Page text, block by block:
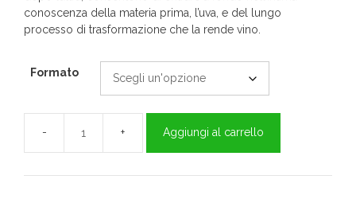
€ 84,90
conoscenza della materia prima, l’uva, e del lungo
processo di trasformazione che la rende vino.
Formato
del
bosco
Aggiungi al carrello